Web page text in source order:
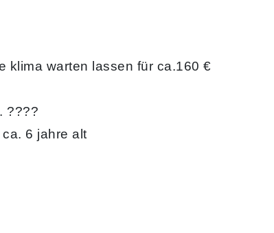
klima warten lassen für ca.160 €
????
6 jahre alt